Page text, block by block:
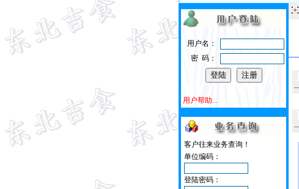
用户名：
密 码：
用户帮助...
客户往来业务查询！
单位编码：
登陆密码：